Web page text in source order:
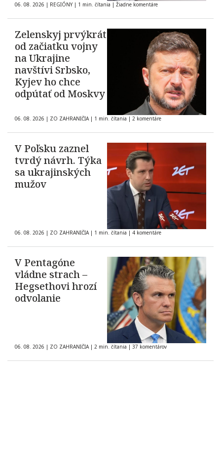
06. 08. 2026 | REGIÓNY | 1 min. čítania | Žiadne komentáre
Zelenskyj prvýkrát
od začiatku vojny
na Ukrajine
navštívi Srbsko,
Kyjev ho chce
odpútať od Moskvy
06. 08. 2026 | ZO ZAHRANIČIA | 1 min. čítania | 2 komentáre
V Poľsku zaznel
tvrdý návrh. Týka
sa ukrajinských
mužov
06. 08. 2026 | ZO ZAHRANIČIA | 1 min. čítania | 4 komentáre
V Pentagóne
vládne strach –
Hegsethovi hrozí
odvolanie
06. 08. 2026 | ZO ZAHRANIČIA | 2 min. čítania | 37 komentárov